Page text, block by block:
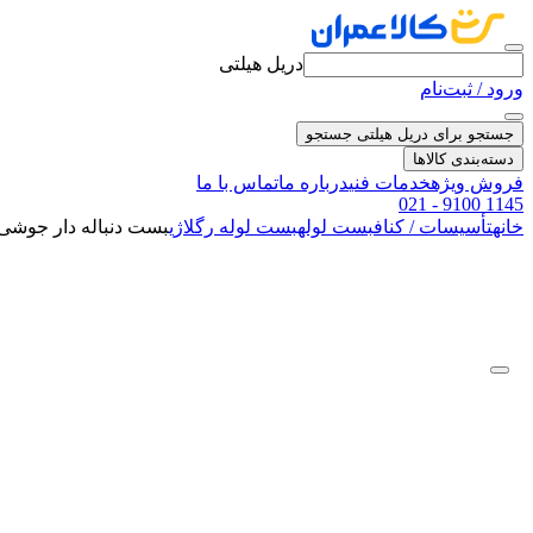
دریل هیلتی
ورود / ثبت‌نام
جستجو برای دریل هیلتی جستجو
دسته‌بندی کالاها
فروش ویژهخدمات فنیدرباره ماتماس با ما
021 - 9100 1145
خانهتأسیسات / کنافبست لولهبست لوله رگلاژیبست دنباله دار جوشی 6